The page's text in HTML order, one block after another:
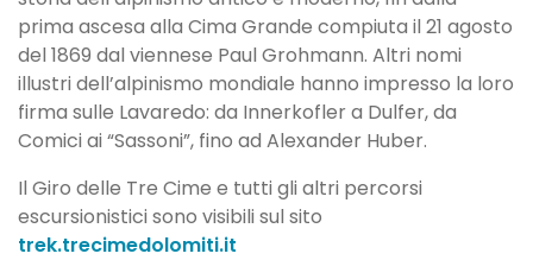
prima ascesa alla Cima Grande compiuta il 21 agosto
del 1869 dal viennese Paul Grohmann. Altri nomi
illustri dell’alpinismo mondiale hanno impresso la loro
firma sulle Lavaredo: da Innerkofler a Dulfer, da
Comici ai “Sassoni”, fino ad Alexander Huber.
Il Giro delle Tre Cime e tutti gli altri percorsi
escursionistici sono visibili sul sito
trek.trecimedolomiti.it